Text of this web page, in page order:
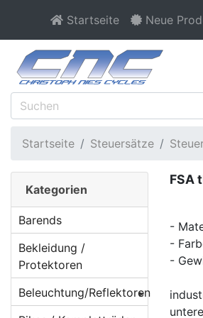
Startseite Neue
Startseite Steuersätze
FSA
-
-
-
Kategorien
Barends
Bekleidung /
Protektoren
Beleuchtung/Reflektoren